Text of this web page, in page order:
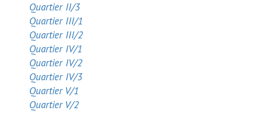
Quartier II/3
Quartier III/1
Quartier III/2
Quartier IV/1
Quartier IV/2
Quartier IV/3
Quartier V/1
Quartier V/2